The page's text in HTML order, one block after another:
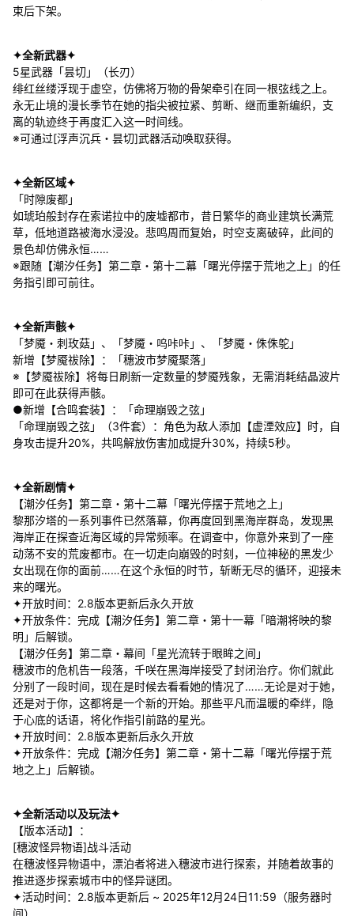
束后下架。
✦全新武器✦
5星武器「昙切」（长刃）
绯红丝缕浮现于虚空，仿佛将万物的骨架牵引在同一根弦线之上。
永无止境的漫长季节在她的指尖被拉紧、剪断、继而重新编织，支
离的轨迹终于再度汇入这一时间线。
※可通过[浮声沉兵・昙切]武器活动唤取获得。
✦全新区域✦
「时隙废都」
如琥珀般封存在索诺拉中的废墟都市，昔日繁华的商业建筑长满荒
草，低地道路被海水浸没。悲鸣周而复始，时空支离破碎，此间的
景色却仿佛永恒……
※跟随【潮汐任务】第二章・第十二幕「曙光停摆于荒地之上」的任
务指引即可前往。
✦全新声骸✦
「梦魇・刺玫菇」、「梦魇・呜咔咔」、「梦魇・侏侏鸵」
新增【梦魇祓除】：「穗波市梦魇聚落」
※【梦魇祓除】将每日刷新一定数量的梦魇残象，无需消耗结晶波片
即可在此获得声骸。
●新增【合鸣套装】：「命理崩毁之弦」
「命理崩毁之弦」（3件套）：角色为敌人添加【虚湮效应】时，自
身攻击提升20%，共鸣解放伤害加成提升30%，持续5秒。
✦全新剧情✦
【潮汐任务】第二章・第十二幕「曙光停摆于荒地之上」
黎那汐塔的一系列事件已然落幕，你再度回到黑海岸群岛，发现黑
海岸正在探查近海区域的异常频率。在调查中，你意外来到了一座
动荡不安的荒废都市。在一切走向崩毁的时刻，一位神秘的黑发少
女出现在你的面前……在这个永恒的时节，斩断无尽的循环，迎接未
来的曙光。
✦开放时间：2.8版本更新后永久开放
✦开放条件：完成【潮汐任务】第二章・第十一幕「暗潮将映的黎
明」后解锁。
【潮汐任务】第二章・幕间「星光流转于眼眸之间」
穗波市的危机告一段落，千咲在黑海岸接受了封闭治疗。你们就此
分别了一段时间，现在是时候去看看她的情况了……无论是对于她，
还是对于你，这都将是一个新的开始。那些平凡而温暖的牵绊，隐
于心底的话语，将化作指引前路的星光。
✦开放时间：2.8版本更新后永久开放
✦开放条件：完成【潮汐任务】第二章・第十二幕「曙光停摆于荒
地之上」后解锁。
✦全新活动以及玩法✦
【版本活动】：
[穗波怪异物语]战斗活动
在穗波怪异物语中，漂泊者将进入穗波市进行探索，并随着故事的
推进逐步探索城市中的怪异谜团。
✦活动时间：2.8版本更新后 ~ 2025年12月24日11:59（服务器时
间）